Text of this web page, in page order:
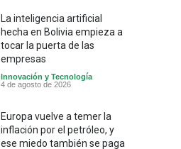
La inteligencia artificial
hecha en Bolivia empieza a
tocar la puerta de las
empresas
Innovación y Tecnología
4 de agosto de 2026
Europa vuelve a temer la
inflación por el petróleo, y
ese miedo también se paga